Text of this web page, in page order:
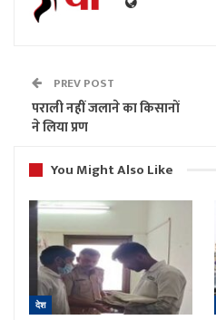
PREV POST
पराली नहीं जलाने का किसानों
ने लिया प्रण
You Might Also Like
देश